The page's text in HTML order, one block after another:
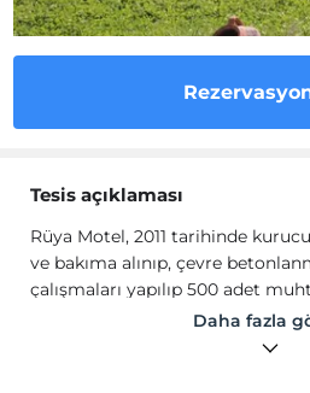
Tesis açıklaması
Rüya Motel, 2011 tarihinde
ve bakıma alınıp, çevre
çalışmaları yapılıp 500 adet
dikilerek yeşillendirilmiştir.
Tesisin odalarında; düz ekran
Daha fazla